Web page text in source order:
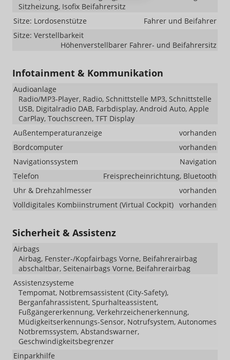
Sitzheizung, Isofix Beifahrersitz
Sitze: Lordosenstütze
Fahrer und Beifahrer
Sitze: Verstellbarkeit
Höhenverstellbarer Fahrer- und Beifahrersitz
Infotainment & Kommunikation
Audioanlage
Radio/MP3-Player, Radio, Schnittstelle MP3, Schnittstelle
USB, Digitalradio DAB, Farbdisplay, Android Auto, Apple
CarPlay, Touchscreen, TFT Display
Außentemperaturanzeige
vorhanden
Bordcomputer
vorhanden
Navigationssystem
Navigation
Telefon
Freisprecheinrichtung, Bluetooth
Uhr & Drehzahlmesser
vorhanden
Volldigitales Kombiinstrument (Virtual Cockpit) vorhanden
Sicherheit & Assistenz
Airbags
Airbag, Fenster-/Kopfairbags Vorne, Beifahrerairbag
abschaltbar, Seitenairbags Vorne, Beifahrerairbag
Assistenzsysteme
Tempomat, Notbremsassistent (City-Safety),
Berganfahrassistent, Spurhalteassistent,
Fußgängererkennung, Verkehrzeichenerkennung,
Müdigkeitserkennungs-Sensor, Notrufsystem, Autonomes
Notbremssystem, Abstandswarner,
Geschwindigkeitsbegrenzer
Einparkhilfe